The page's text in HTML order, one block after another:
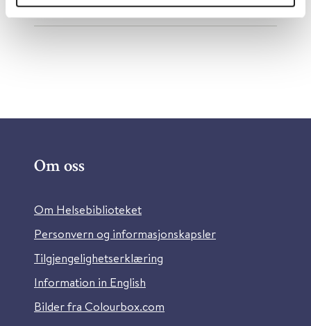
Om oss
Om Helsebiblioteket
Personvern og informasjonskapsler
Tilgjengelighetserklæring
Information in English
Bilder fra Colourbox.com